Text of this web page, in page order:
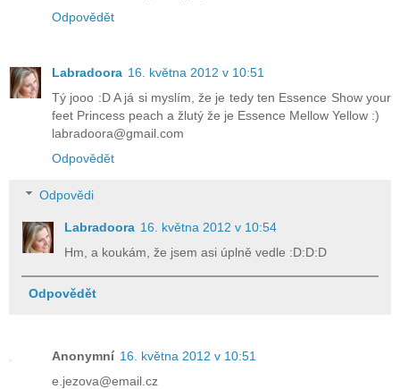
Odpovědět
Labradoora 16. května 2012 v 10:51
Tý jooo :D A já si myslím, že je tedy ten Essence Show your
feet Princess peach a žlutý že je Essence Mellow Yellow :)
labradoora@gmail.com
Odpovědět
Odpovědi
Labradoora 16. května 2012 v 10:54
Hm, a koukám, že jsem asi úplně vedle :D:D:D
Odpovědět
Anonymní 16. května 2012 v 10:51
e.jezova@email.cz